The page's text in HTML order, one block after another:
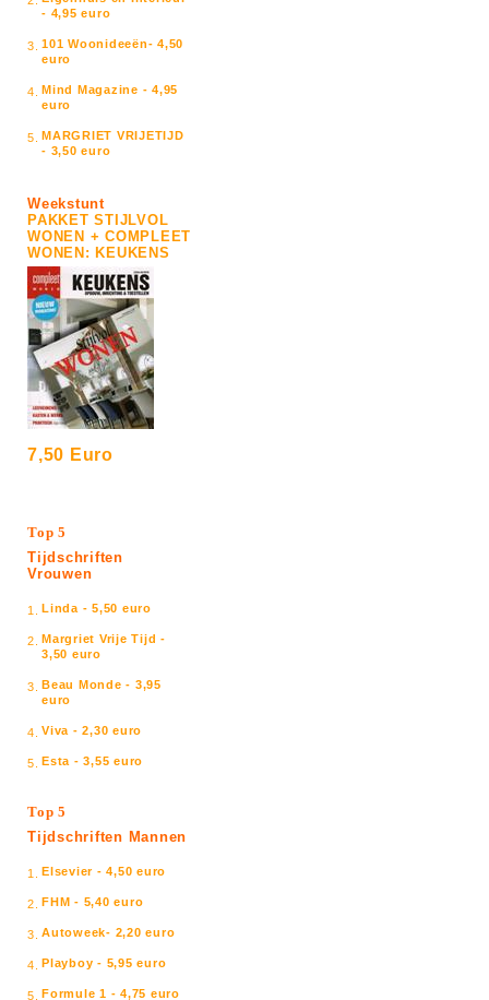
- 4,95 euro
3. 101 Woonideeën- 4,50
euro
4. Mind Magazine - 4,95
euro
5. MARGRIET VRIJETIJD
- 3,50 euro
Weekstunt
PAKKET STIJLVOL
WONEN + COMPLEET
WONEN: KEUKENS
7,50 Euro
Top 5
Tijdschriften
Vrouwen
1. Linda - 5,50 euro
2. Margriet Vrije Tijd -
3,50 euro
3. Beau Monde - 3,95
euro
4. Viva - 2,30 euro
5. Esta - 3,55 euro
Top 5
Tijdschriften Mannen
1. Elsevier - 4,50 euro
2. FHM - 5,40 euro
3. Autoweek- 2,20 euro
4. Playboy - 5,95 euro
5. Formule 1 - 4,75 euro